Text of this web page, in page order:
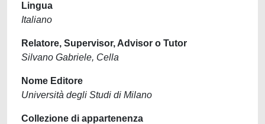
Lingua
Italiano
Relatore, Supervisor, Advisor o Tutor
Silvano Gabriele, Cella
Nome Editore
Università degli Studi di Milano
Collezione di appartenenza